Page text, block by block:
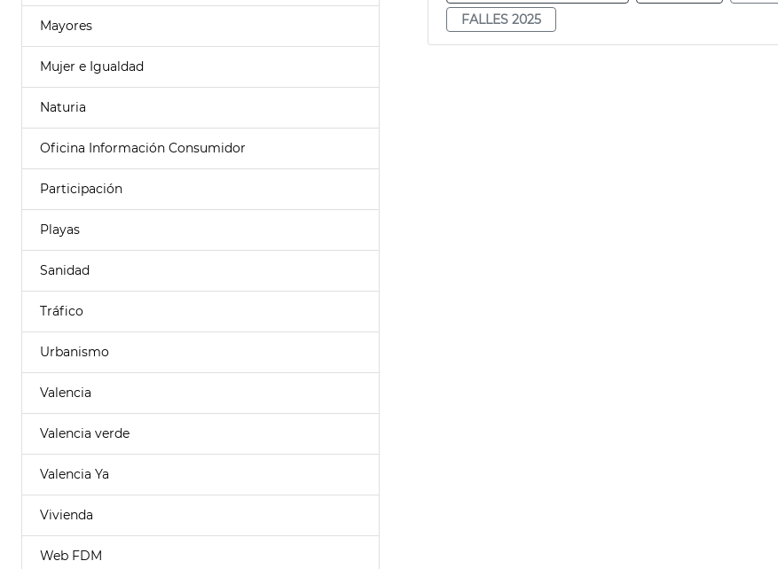
Mayores
Mujer e Igualdad
Naturia
Oficina Información Consumidor
Participación
Playas
Sanidad
Tráfico
Urbanismo
Valencia
Valencia verde
Valencia Ya
Vivienda
Web FDM
FALLES 2025